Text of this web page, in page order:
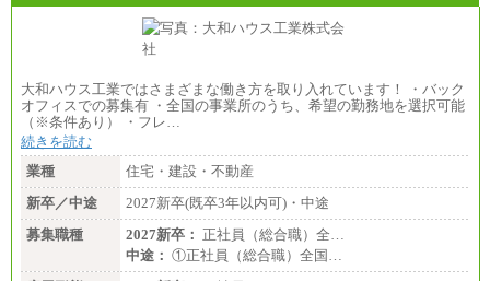
■(株)JTBビジネストランスフォーム
総合職 月給205,000～225,000円＋地域間調整給
エリア総合職 月給185,000円＋地域間調整給
■(株)JTBデータサービス ※2027年新卒募集終了
総合職 月給186,000～194,000円＋地域手当
■I&Jデジタルイノベーション(株)
総合職 月給224,500～242,600円＋地域手当
※詳細はJTBキャリアサイトよりご確認ください。
＜有期社員コース＞
■(株)JTBビジネストランスフォーム
有期契約職 月給185,000～195,000円
大和ハウス工業ではさまざまな働き方を取り入れています！ ・バック
オフィスでの募集有 ・全国の事業所のうち、希望の勤務地を選択可能
（※条件あり） ・フレ…
続きを読む
業種
住宅・建設・不動産
新卒／中途
2027新卒(既卒3年以内可)・中途
募集職種
2027新卒： 正社員（総合職）全…
中途： ①正社員（総合職）全国…